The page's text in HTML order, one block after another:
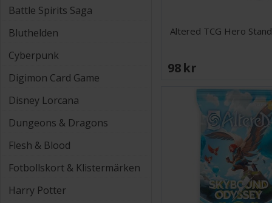
Battle Spirits Saga
Bluthelden
Cyberpunk
Digimon Card Game
Disney Lorcana
Dungeons & Dragons
Flesh & Blood
Fotbollskort & Klistermärken
Harry Potter
Altered TCG Hero
98 SEK